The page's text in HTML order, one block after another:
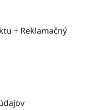
+ Reklamačný